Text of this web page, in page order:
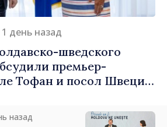
/ 1 день назад
шведского
премьер-
назад